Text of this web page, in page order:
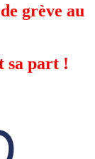
grève au
sa part !